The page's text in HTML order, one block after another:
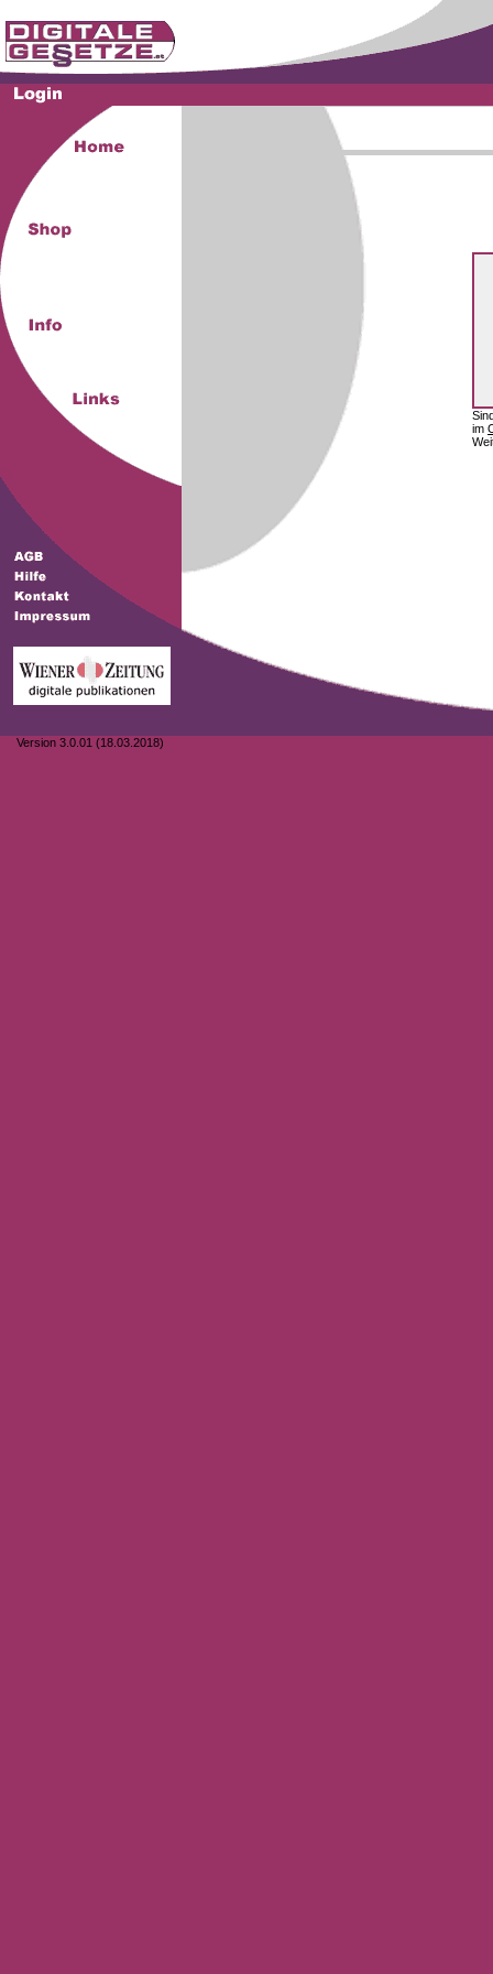
Version 3.0.01 (18.03.2018)
im